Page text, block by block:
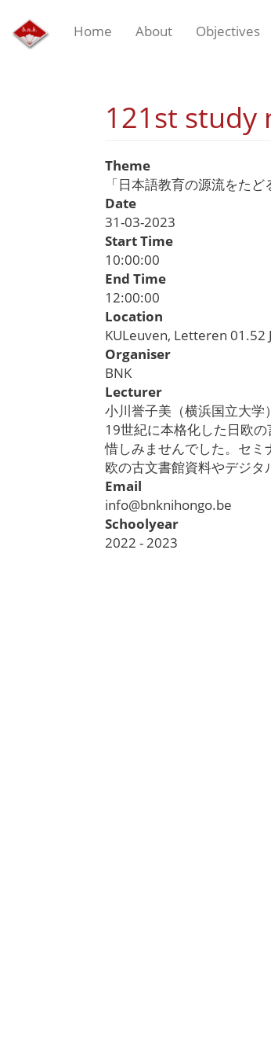
SkipMain
navigation
Home About Objectives
121st study
Theme
「日本語教育の源流をた
Date
31-03-2023
Start Time
10:00:00
End Time
12:00:00
Location
KULeuven, Letteren
Organiser
BNK
Lecturer
小川誉子美（横浜国立大学）
19世紀に本格化した日欧
惜しみませんでした。セ
欧の古文書館資料やデジタ
Email
info@bnknihongo.be
Schoolyear
2022 - 2023